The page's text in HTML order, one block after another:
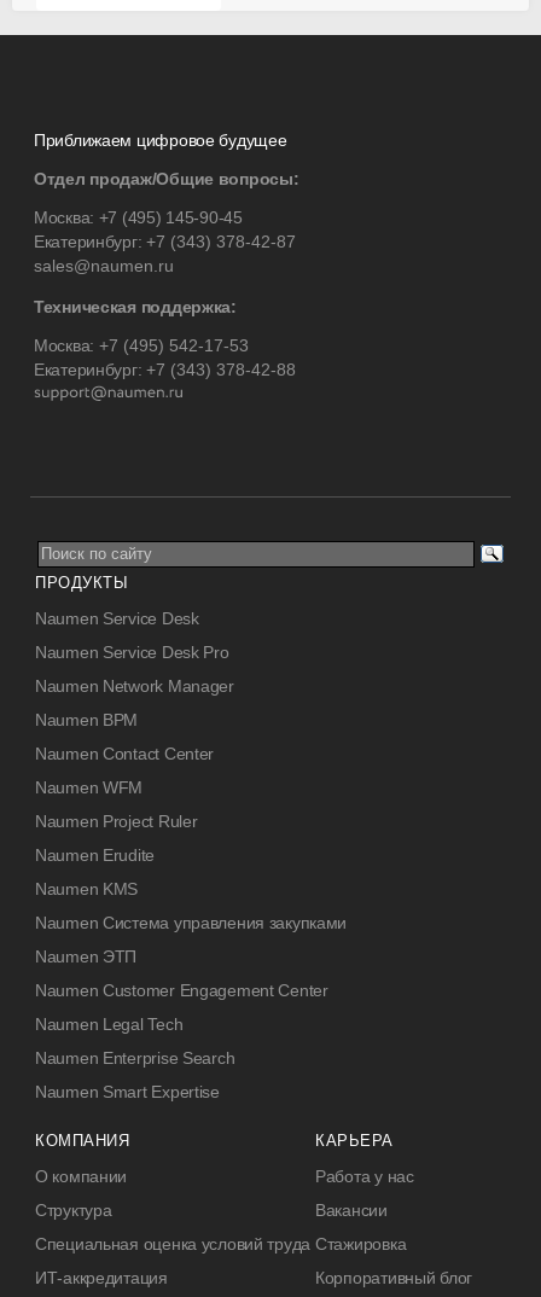
Приближаем цифровое будущее
Отдел продаж/Общие вопросы:
Москва: +7 (495) 145-90-45
Екатеринбург:+7 (343) 378-42-87
sales@naumen.ru
Техническая поддержка:
Москва: +7 (495) 542-17-53
Екатеринбург:+7 (343) 378-42-88
ПРОДУКТЫ
Naumen Service Desk
Naumen Service Desk Pro
Naumen Network Manager
Naumen BPM
Naumen Contact Center
Naumen WFM
Naumen Project Ruler
Naumen Erudite
Naumen KMS
Naumen Система управления закупками
Naumen ЭТП
Naumen Customer Engagement Center
Naumen Legal Tech
Naumen Enterprise Search
Naumen Smart Expertise
КОМПАНИЯ
О компании
Структура
Специальная оценка условий труда
ИТ-аккредитация
КАРЬЕРА
Работа у нас
Вакансии
Стажировка
Корпоративный блог